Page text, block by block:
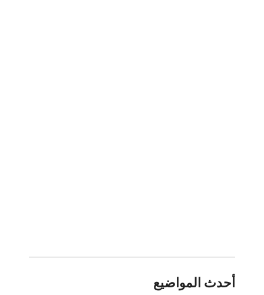
أحدث المواضيع